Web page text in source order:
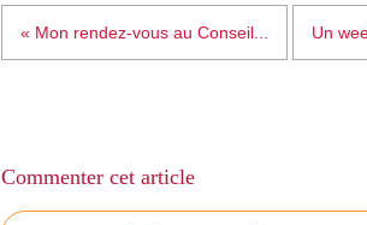
« Mon rendez-vous au Conseil... Un
Commenter cet article